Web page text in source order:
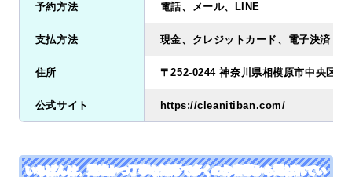
予約方法 電話、メール、LINE
支払方法 現金、クレジットカード、電子決済
住所 〒252-0244 神奈川県相模原市中央区田
公式サイト https://cleanitiban.com/
いちばんは、迅速かつ丁寧な対応で多くのお客様から選ばれてい